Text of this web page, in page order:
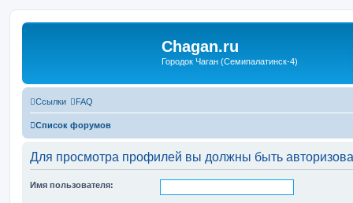
Chagan.ru
Городок Чаган (Семипалатинск-4)
Ссылки FAQ
Список форумов
Для просмотра профилей вы должны быть
Имя пользователя: